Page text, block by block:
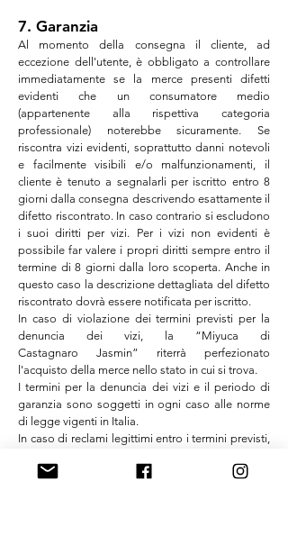
7. Garanzia
Al momento della consegna il cliente, ad
eccezione dell'utente, è obbligato a controllare
immediatamente se la merce presenti difetti
evidenti che un consumatore medio
(appartenente alla rispettiva categoria
professionale) noterebbe sicuramente. Se
riscontra vizi evidenti, soprattutto danni notevoli
e facilmente visibili e/o malfunzionamenti, il
cliente è tenuto a segnalarli per iscritto entro 8
giorni dalla consegna descrivendo esattamente il
difetto riscontrato. In caso contrario si escludono
i suoi diritti per vizi. Per i vizi non evidenti è
possibile far valere i propri diritti sempre entro il
termine di 8 giorni dalla loro scoperta. Anche in
questo caso la descrizione dettagliata del difetto
riscontrato dovrà essere notificata per iscritto.
In caso di violazione dei termini previsti per la
denuncia dei vizi, la “Miyuca di
Castagnaro Jasmin” riterrà perfezionato
l'acquisto della merce nello stato in cui si trova.
I termini per la denuncia dei vizi e il periodo di
garanzia sono soggetti in ogni caso alle norme
di legge vigenti in Italia.
In caso di reclami legittimi entro i termini previsti,
l'annullamento del contratto oppure una